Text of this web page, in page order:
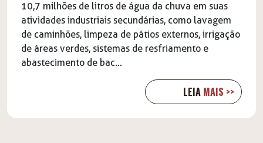
10,7 milhões de litros de água da chuva em suas
atividades industriais secundárias, como lavagem
de caminhões, limpeza de pátios externos, irrigação
de áreas verdes, sistemas de resfriamento e
abastecimento de bac...
LEIA MAIS >>